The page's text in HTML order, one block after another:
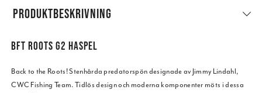
PRODUKTBESKRIVNING
BFT ROOTS G2 HASPEL
Back to the Roots! Stenhårda predatorspön designade av Jimmy Lindahl,
CWC Fishing Team. Tidlös design och moderna komponenter möts i dessa